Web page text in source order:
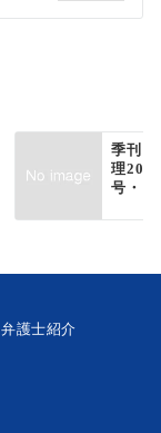
季刊
理
号・
弁護士紹介